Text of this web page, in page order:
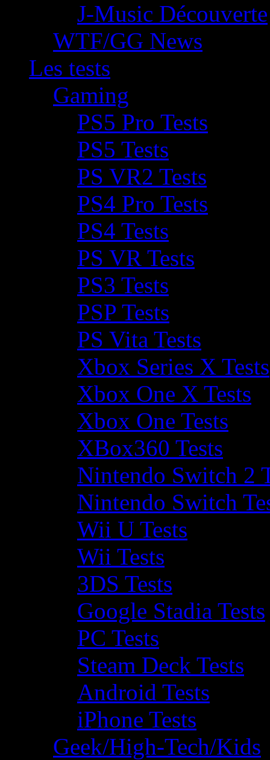
J-Music Découverte
WTF/GG News
Les tests
Gaming
PS5 Pro Tests
PS5 Tests
PS VR2 Tests
PS4 Pro Tests
PS4 Tests
PS VR Tests
PS3 Tests
PSP Tests
PS Vita Tests
Xbox Series X Tests
Xbox One X Tests
Xbox One Tests
XBox360 Tests
Nintendo Switch 2
Nintendo Switch
Wii U Tests
Wii Tests
3DS Tests
Google Stadia Tests
PC Tests
Steam Deck Tests
Android Tests
iPhone Tests
Geek/High-Tech/Kids